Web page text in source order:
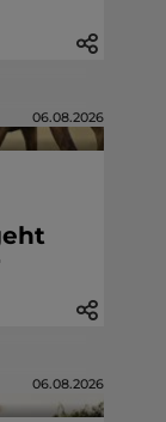
06.08.2026
06.08.2026